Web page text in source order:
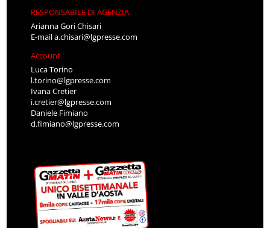
RESPONSABILE DI AGENZIA
Arianna Gori Chisari
E-maila.chisari@lgpresse.com
Account
Luca Torino
l.torino@lgpresse.com
Ivana Cretier
i.cretier@lgpresse.com
Daniele Fimiano
d.fimiano@lgpresse.com